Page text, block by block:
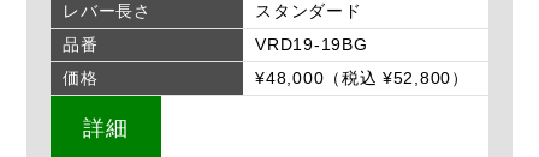
レバー長さ
スタンダード
品番
VRD19-19BG
価格
¥48,000（税込 ¥52,800）
詳細